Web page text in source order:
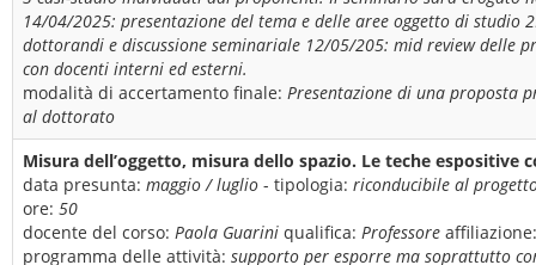
14/04/2025: presentazione del tema e delle aree oggetto di
dottorandi e discussione seminariale 12/05/205: mid review delle
con docenti interni ed esterni.
modalità di accertamento finale: Presentazione di una proposta
al dottorato
Misura dell’oggetto, misura dello spazio. Le teche espositive
data presunta: maggio / luglio - tipologia: riconducibile al
ore: 50
docente del corso: Paola Guarini qualifica: Professore
programma delle attività: supporto per esporre ma soprattutto